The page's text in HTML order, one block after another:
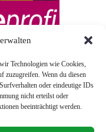
Technologien wie Cookies,
zuzugreifen. Wenn du diesen
oder eindeutige IDs
nicht erteilst oder
beeinträchtigt werden.